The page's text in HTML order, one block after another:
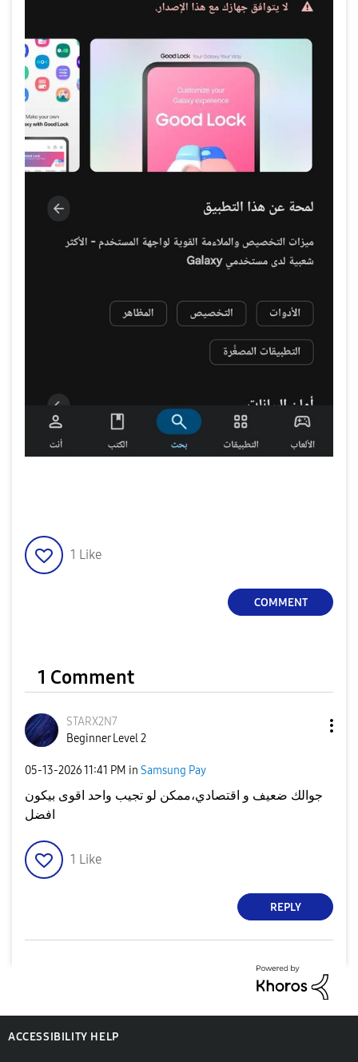
1 Like
COMMENT
1 Comment
STARX2N7
Beginner Level 2
‎05-13-202611:41 PM in Samsung Pay
جوالك ضعيف و اقتصادي،ممكن لو تجيب واحد اقوى بيكون
افضل
1 Like
REPLY
ACCESSIBILITY HELP